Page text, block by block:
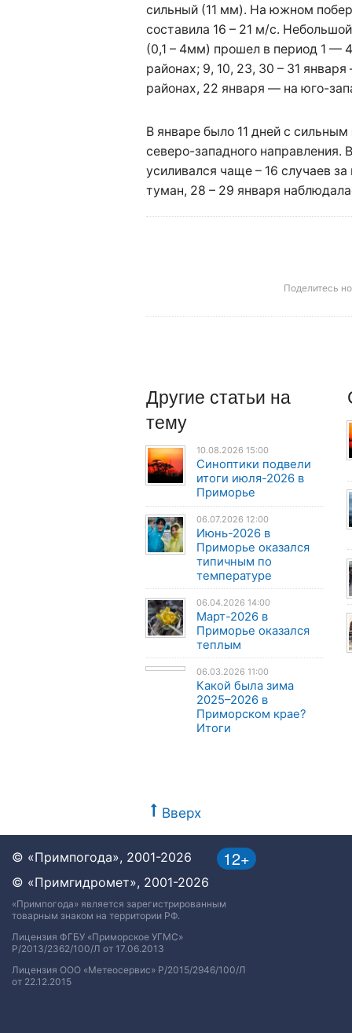
сильный (11 мм). На южном
составила 16 – 21 м/с.
(0,1 – 4мм) прошел в период 1 —
районах; 9, 10, 23, 30 – 31
районах, 22 января — на юго-
В январе было 11 дней с сильным
северо-западного направления.
усиливался чаще – 16 случаев
туман, 28 – 29 января
Поделитесь
Другие статьи на
тему
10.08.2026 15:00
Синоптики подвели
итоги июля-2026 в
Приморье
06.07.2026 12:00
Июнь-2026 в
Приморье оказался
типичным по
температуре
06.04.2026 14:00
Март-2026 в
Приморье оказался
теплым
06.03.2026 11:00
Какой была зима
2025–2026 в
Приморском крае?
Итоги
Вверх
12+
© «Примпогода», 2001-2026
© «Примгидромет», 2001-2026
«Примпогода» является зарегистрированным
товарным знаком на территории РФ.
Лицензия ФГБУ «Приморское УГМС»
Р/2013/2362/100/Л от 17.06.2013
Лицензия ООО «Метеосервис» Р/2015/2946/100/Л
от 22.12.2015